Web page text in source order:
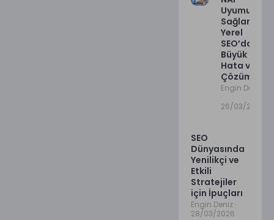
Uyumu
Sağlama:
Yerel
SEO’da En
Büyük
Hata ve
Çözümü
Engin Deniz
26/03/2026
SEO
Dünyasında
Yenilikçi ve
Etkili
Stratejiler
için İpuçları
Engin Deniz
28/03/2026